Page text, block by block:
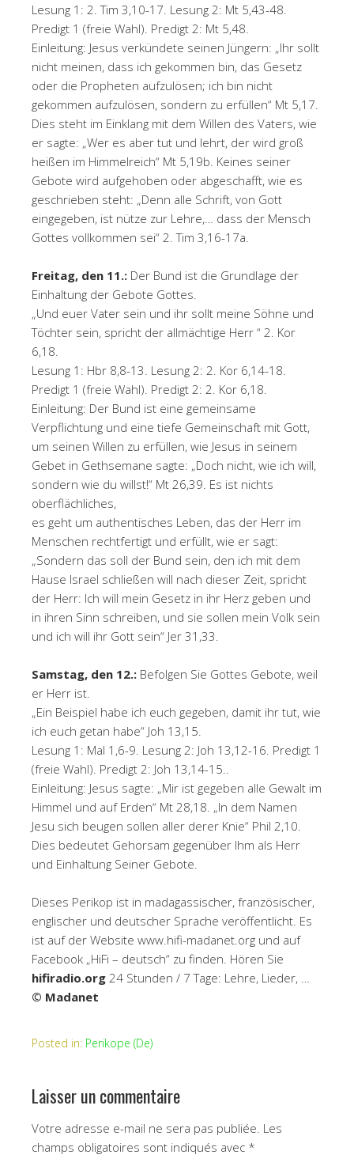
Lesung 1: 2. Tim 3,10-17. Lesung 2: Mt 5,43-48.
Predigt 1 (freie Wahl). Predigt 2: Mt 5,48.
Einleitung: Jesus verkündete seinen Jüngern: „Ihr sollt
nicht meinen, dass ich gekommen bin, das Gesetz
oder die Propheten aufzulösen; ich bin nicht
gekommen aufzulösen, sondern zu erfüllen“ Mt 5,17.
Dies steht im Einklang mit dem Willen des Vaters, wie
er sagte: „Wer es aber tut und lehrt, der wird groß
heißen im Himmelreich“ Mt 5,19b. Keines seiner
Gebote wird aufgehoben oder abgeschafft, wie es
geschrieben steht: „Denn alle Schrift, von Gott
eingegeben, ist nütze zur Lehre,… dass der Mensch
Gottes vollkommen sei“ 2. Tim 3,16-17a.
Freitag, den 11.: Der Bund ist die Grundlage der
Einhaltung der Gebote Gottes.
„Und euer Vater sein und ihr sollt meine Söhne und
Töchter sein, spricht der allmächtige Herr “ 2. Kor
6,18.
Lesung 1: Hbr 8,8-13. Lesung 2: 2. Kor 6,14-18.
Predigt 1 (freie Wahl). Predigt 2: 2. Kor 6,18.
Einleitung: Der Bund ist eine gemeinsame
Verpflichtung und eine tiefe Gemeinschaft mit Gott,
um seinen Willen zu erfüllen, wie Jesus in seinem
Gebet in Gethsemane sagte: „Doch nicht, wie ich will,
sondern wie du willst!“ Mt 26,39. Es ist nichts
oberflächliches,
es geht um authentisches Leben, das der Herr im
Menschen rechtfertigt und erfüllt, wie er sagt:
„Sondern das soll der Bund sein, den ich mit dem
Hause Israel schließen will nach dieser Zeit, spricht
der Herr: Ich will mein Gesetz in ihr Herz geben und
in ihren Sinn schreiben, und sie sollen mein Volk sein
und ich will ihr Gott sein“ Jer 31,33.
Samstag, den 12.: Befolgen Sie Gottes Gebote, weil
er Herr ist.
„Ein Beispiel habe ich euch gegeben, damit ihr tut, wie
ich euch getan habe“ Joh 13,15.
Lesung 1: Mal 1,6-9. Lesung 2: Joh 13,12-16. Predigt 1
(freie Wahl). Predigt 2: Joh 13,14-15..
Einleitung: Jesus sagte: „Mir ist gegeben alle Gewalt im
Himmel und auf Erden“ Mt 28,18. „In dem Namen
Jesu sich beugen sollen aller derer Knie“ Phil 2,10.
Dies bedeutet Gehorsam gegenüber Ihm als Herr
und Einhaltung Seiner Gebote.
Dieses Perikop ist in madagassischer, französischer,
englischer und deutscher Sprache veröffentlicht. Es
ist auf der Website www.hifi-madanet.org und auf
Facebook „HiFi – deutsch“ zu finden. Hören Sie
hifiradio.org 24 Stunden / 7 Tage: Lehre, Lieder, …
© Madanet
Posted in: Perikope (De)
Laisser un commentaire
Votre adresse e-mail ne sera pas publiée. Les
champs obligatoires sont indiqués avec *